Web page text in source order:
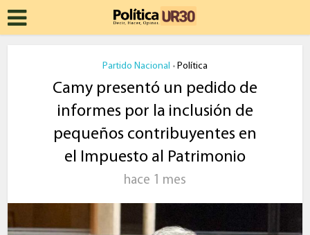
Partido Nacional • Política
Camy presentó un pedido de
informes por la inclusión de
pequeños contribuyentes en
el Impuesto al Patrimonio
hace 1 mes